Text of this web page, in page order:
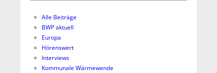
Alle Beiträge
BWP aktuell
Europa
Hörenswert
Interviews
Kommunale Wärmewende